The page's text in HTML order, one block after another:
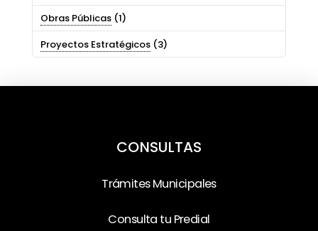
Obras Públicas(1)
Proyectos Estratégicos(3)
CONSULTAS
Trámites Municipales
Consulta tu Predial